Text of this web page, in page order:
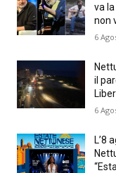
va
non
6
il
6
L’8